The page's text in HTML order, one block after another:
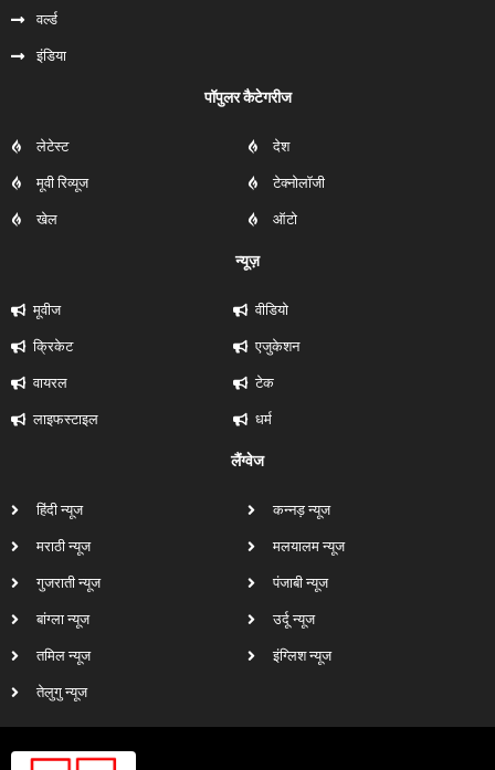
वर्ल्ड
इंडिया
पॉपुलर कैटेगरीज
लेटेस्ट
मूवी रिव्यूज
खेल
देश
टेक्नोलॉजी
ऑटो
न्यूज़
मूवीज
क्रिकेट
वायरल
लाइफस्टाइल
वीडियो
एजुकेशन
टेक
धर्म
लैंग्वेज
हिंदी न्यूज
मराठी न्यूज
गुजराती न्यूज
बांग्ला न्यूज
तमिल न्यूज
तेलुगु न्यूज
कन्नड़ न्यूज
मलयालम न्यूज
पंजाबी न्यूज
उर्दू न्यूज
इंग्लिश न्यूज